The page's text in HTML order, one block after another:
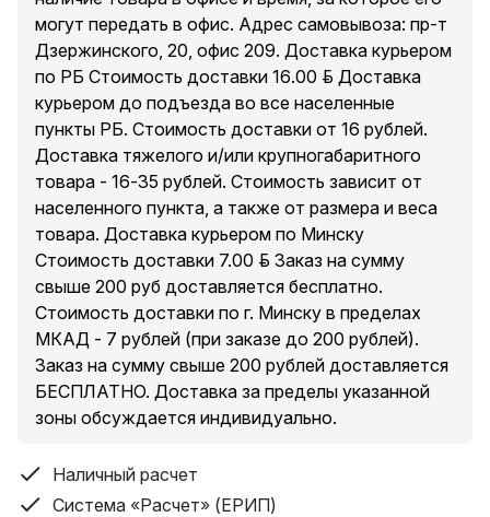
могут передать в офис. Адрес самовывоза: пр-т
Дзержинского, 20, офис 209. Доставка курьером
по РБ Стоимость доставки 16.00 руб. Доставка
курьером до подъезда во все населенные
пункты РБ. Стоимость доставки от 16 рублей.
Доставка тяжелого и/или крупногабаритного
товара - 16-35 рублей. Стоимость зависит от
населенного пункта, а также от размера и веса
товара. Доставка курьером по Минску
Стоимость доставки 7.00 руб. Заказ на сумму
свыше 200 руб доставляется бесплатно.
Стоимость доставки по г. Минску в пределах
МКАД - 7 рублей (при заказе до 200 рублей).
Заказ на сумму свыше 200 рублей доставляется
БЕСПЛАТНО. Доставка за пределы указанной
зоны обсуждается индивидуально.
Наличный расчет
Система «Расчет» (ЕРИП)